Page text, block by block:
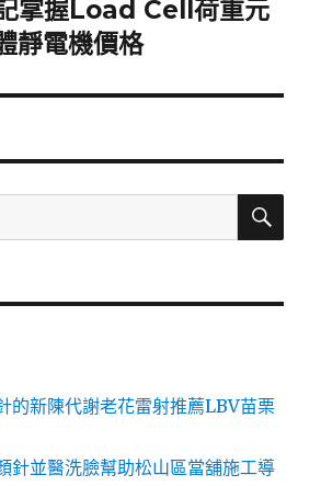
掌握Load Cell荷重元
靜電機價格
搜
的新陳代謝老花雷射推薦LBV苗栗
針並醫洗臉幫助松山區當舖施工導